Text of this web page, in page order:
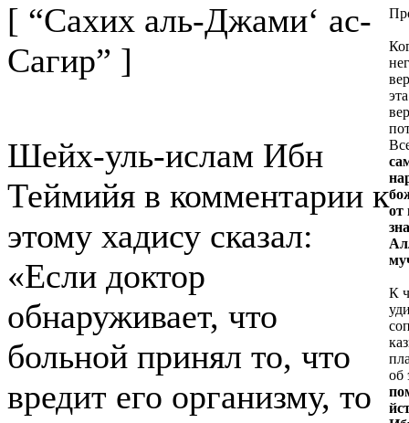
[ “Сахих аль-Джами‘ ас-
Сагир” ]
Шейх-уль-ислам Ибн
Теймийя в комментарии к
этому хадису сказал:
«Если доктор
обнаруживает, что
больной принял то, что
вредит его организму, то
от
К
об